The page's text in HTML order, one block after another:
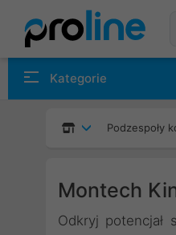
Kategorie
Podzespoły
Montech
Odkryj